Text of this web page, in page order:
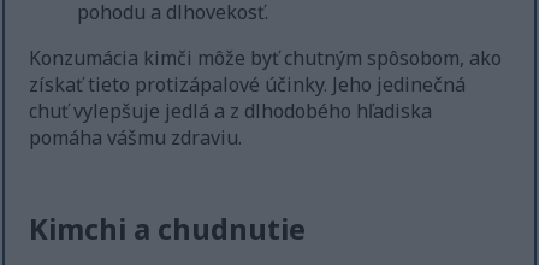
pohodu a dlhovekosť.
Konzumácia kimči môže byť chutným spôsobom, ako
získať tieto protizápalové účinky. Jeho jedinečná
chuť vylepšuje jedlá a z dlhodobého hľadiska
pomáha vášmu zdraviu.
Kimchi a chudnutie